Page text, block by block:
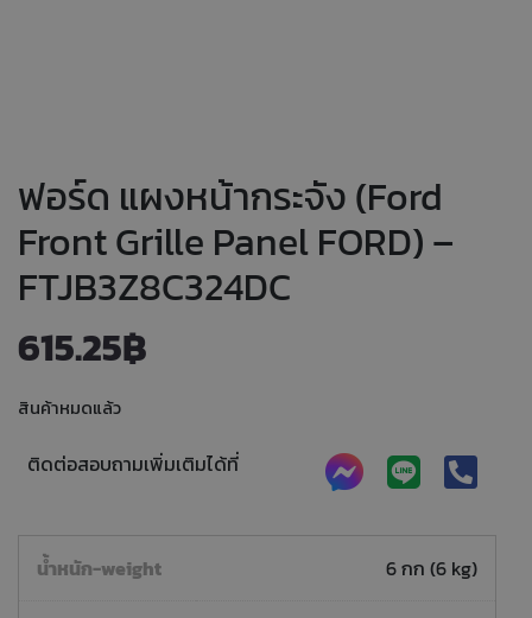
ฟอร์ด แผงหน้ากระจัง (Ford
Front Grille Panel FORD) –
FTJB3Z8C324DC
615.25฿
สินค้าหมดแล้ว
ติดต่อสอบถามเพิ่มเติมได้ที่
น้ำหนัก-weight 6 กก (6 kg)